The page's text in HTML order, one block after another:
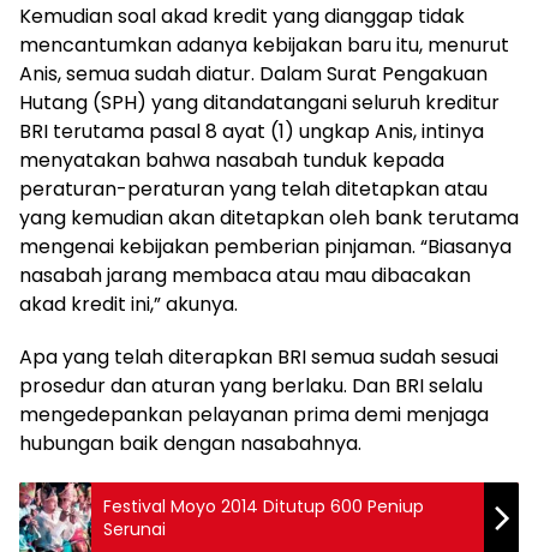
Kemudian soal akad kredit yang dianggap tidak
mencantumkan adanya kebijakan baru itu, menurut
Anis, semua sudah diatur. Dalam Surat Pengakuan
Hutang (SPH) yang ditandatangani seluruh kreditur
BRI terutama pasal 8 ayat (1) ungkap Anis, intinya
menyatakan bahwa nasabah tunduk kepada
peraturan-peraturan yang telah ditetapkan atau
yang kemudian akan ditetapkan oleh bank terutama
mengenai kebijakan pemberian pinjaman. “Biasanya
nasabah jarang membaca atau mau dibacakan
akad kredit ini,” akunya.
Apa yang telah diterapkan BRI semua sudah sesuai
prosedur dan aturan yang berlaku. Dan BRI selalu
mengedepankan pelayanan prima demi menjaga
hubungan baik dengan nasabahnya.
Festival Moyo 2014 Ditutup 600 Peniup
Serunai